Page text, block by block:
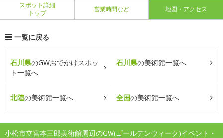
スポット詳細
トップ
営業時間など 地図・アクセス
一覧に戻る
石川県のGWおでかけスポッ
ト一覧へ
石川県の美術館一覧へ
北陸の美術館一覧へ 全国の美術館一覧へ
小松市立宮本三郎美術館周辺のGW(ゴールデンウィーク)イベント・